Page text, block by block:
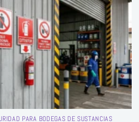
PARA BODEGAS DE SUSTANCIAS